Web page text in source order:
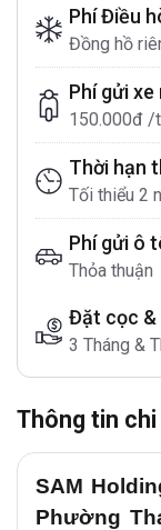
Phí Điều
Đồng hồ
Phí gửi xe
150.000đ /
Thời hạn
Tối thiểu 2
Phí gửi ô
Thỏa thuận
Đặt cọc &
3 Tháng &
Thông tin
SAM
Phường